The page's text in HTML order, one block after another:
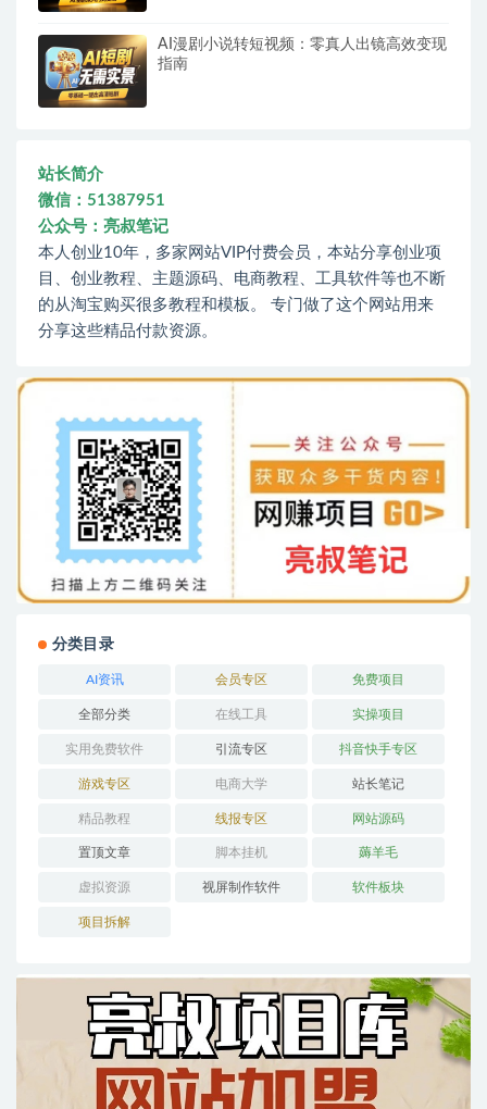
AI漫剧小说转短视频：零真人出镜高效变现
指南
站长简介
微信：51387951
公众号：亮叔笔记
本人创业10年，多家网站VIP付费会员，本站分享创业项
目、创业教程、主题源码、电商教程、工具软件等也不断
的从淘宝购买很多教程和模板。 专门做了这个网站用来
分享这些精品付款资源。
分类目录
AI资讯 会员专区 免费项目
全部分类 在线工具 实操项目
实用免费软件 引流专区 抖音快手专区
游戏专区 电商大学 站长笔记
精品教程 线报专区 网站源码
置顶文章 脚本挂机 薅羊毛
虚拟资源 视屏制作软件 软件板块
项目拆解